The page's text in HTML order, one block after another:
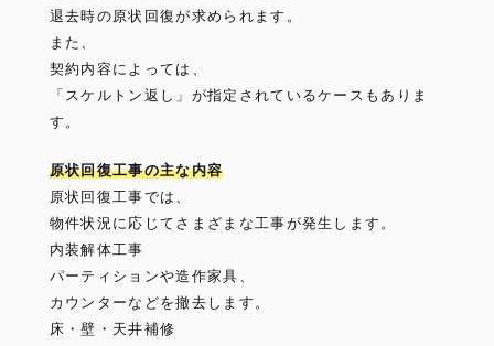
退去時の原状回復が求められます。
また、
契約内容によっては、
「スケルトン返し」が指定されているケースもありま
す。
原状回復工事の主な内容
原状回復工事では、
物件状況に応じてさまざまな工事が発生します。
内装解体工事
パーティションや造作家具、
カウンターなどを撤去します。
床・壁・天井補修